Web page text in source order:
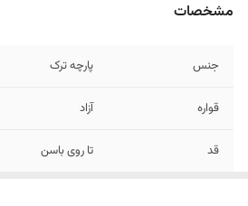
مشخصات
جنس پارچه ترک
قواره آزاد
قد تا روی باسن